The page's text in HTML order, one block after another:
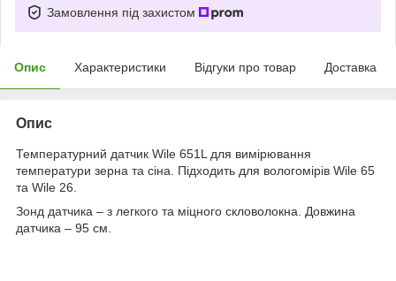
Замовлення під захистом
Опис Характеристики Відгуки про товар Доставка
Опис
Температурний датчик Wile 651L для вимірювання
температури зерна та сіна. Підходить для вологомірів Wile 65
та Wile 26.
Зонд датчика – з легкого та міцного скловолокна. Довжина
датчика – 95 см.